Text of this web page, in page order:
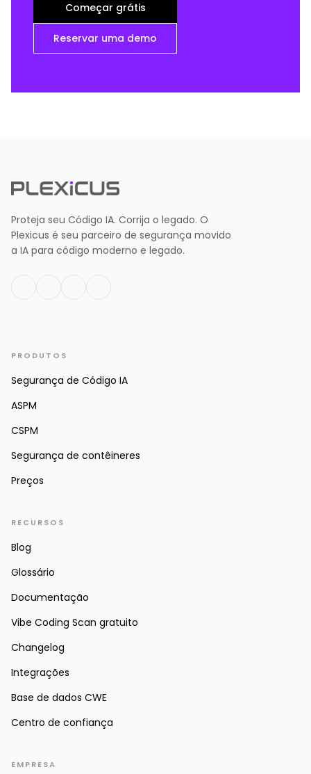
Começar grátis
Reservar uma demo
Proteja seu Código IA. Corrija o legado. O
Plexicus é seu parceiro de segurança movido
a IA para código moderno e legado.
PRODUTOS
Segurança de Código IA
ASPM
CSPM
Segurança de contêineres
Preços
RECURSOS
Blog
Glossário
Documentação
Vibe Coding Scan gratuito
Changelog
Integrações
Base de dados CWE
Centro de confiança
EMPRESA